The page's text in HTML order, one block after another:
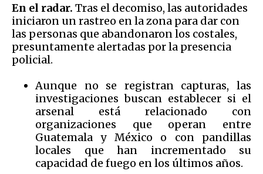
En el radar. Tras el decomiso, las autoridades
iniciaron un rastreo en la zona para dar con
las personas que abandonaron los costales,
presuntamente alertadas por la presencia
policial.
Aunque no se registran capturas, las
investigaciones buscan establecer si el
arsenal está relacionado con
organizaciones que operan entre
Guatemala y México o con pandillas
locales que han incrementado su
capacidad de fuego en los últimos años.